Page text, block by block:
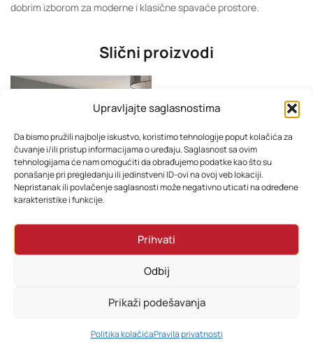
Upravljajte saglasnostima
Da bismo pružili najbolje iskustvo, koristimo tehnologije poput kolačića za
čuvanje i/ili pristup informacijama o uređaju. Saglasnost sa ovim
tehnologijama će nam omogućiti da obrađujemo podatke kao što su
ponašanje pri pregledanju ili jedinstveni ID-ovi na ovoj veb lokaciji.
Nepristanak ili povlačenje saglasnosti može negativno uticati na određene
karakteristike i funkcije.
Prihvati
Odbij
Prikaži podešavanja
Politika kolačićaPravila privatnosti
dobrim izborom za moderne i klasične spavaće prostore.
Slični proizvodi
PRETRAŽI KORPA MOJ RAČUN